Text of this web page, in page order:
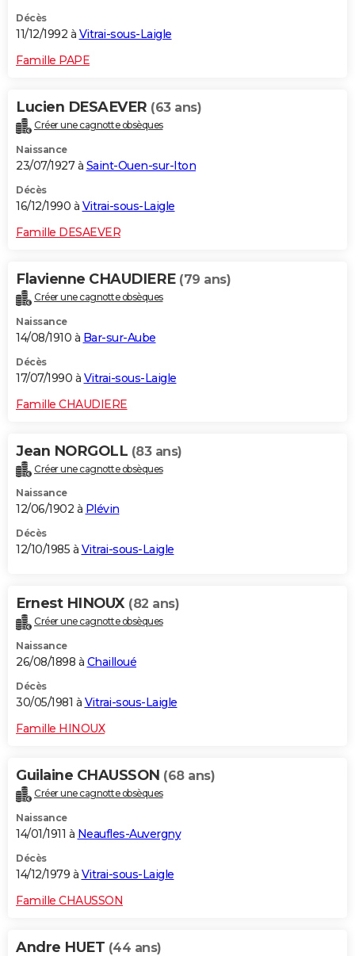
Décès
11/12/1992 à Vitrai-sous-Laigle
Famille PAPE
Lucien DESAEVER (63 ans)
Créer une cagnotte obsèques
Naissance
23/07/1927 à Saint-Ouen-sur-Iton
Décès
16/12/1990 à Vitrai-sous-Laigle
Famille DESAEVER
Flavienne CHAUDIERE (79 ans)
Créer une cagnotte obsèques
Naissance
14/08/1910 à Bar-sur-Aube
Décès
17/07/1990 à Vitrai-sous-Laigle
Famille CHAUDIERE
Jean NORGOLL (83 ans)
Créer une cagnotte obsèques
Naissance
12/06/1902 à Plévin
Décès
12/10/1985 à Vitrai-sous-Laigle
Ernest HINOUX (82 ans)
Créer une cagnotte obsèques
Naissance
26/08/1898 à Chailloué
Décès
30/05/1981 à Vitrai-sous-Laigle
Famille HINOUX
Guilaine CHAUSSON (68 ans)
Créer une cagnotte obsèques
Naissance
14/01/1911 à Neaufles-Auvergny
Décès
14/12/1979 à Vitrai-sous-Laigle
Famille CHAUSSON
Andre HUET (44 ans)